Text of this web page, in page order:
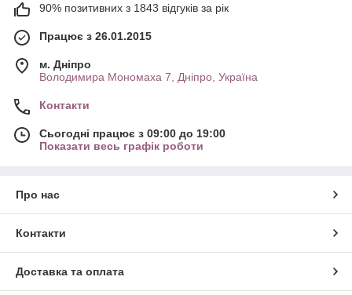
90% позитивних з 1843 відгуків за рік
Працює з 26.01.2015
м. Дніпро
Володимира Мономаха 7, Дніпро, Україна
Контакти
Сьогодні працює з 09:00 до 19:00
Показати весь графік роботи
Про нас
Контакти
Доставка та оплата